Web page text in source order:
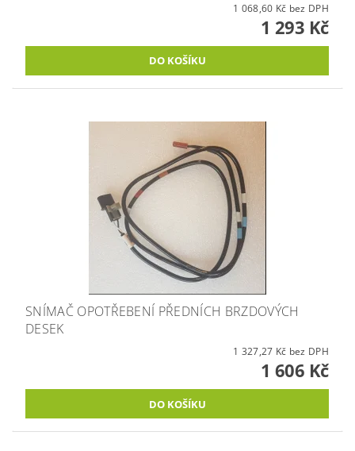
1 068,60 Kč bez DPH
1 293 Kč
SNÍMAČ OPOTŘEBENÍ PŘEDNÍCH BRZDOVÝCH
DESEK
1 327,27 Kč bez DPH
1 606 Kč